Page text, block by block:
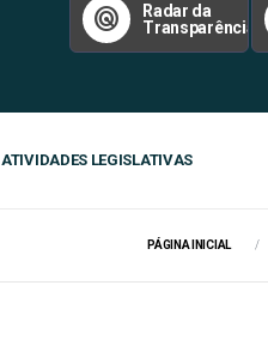
radar
Radar da
Transparência
ATIVIDADES LEGISLATIVAS
PÁGINA INICIAL